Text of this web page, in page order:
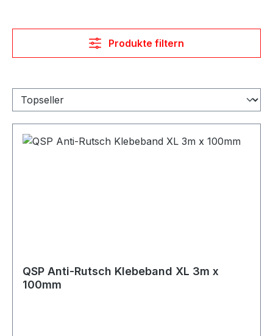
Produkte filtern
QSP Anti-Rutsch Klebeband XL 3m x
100mm